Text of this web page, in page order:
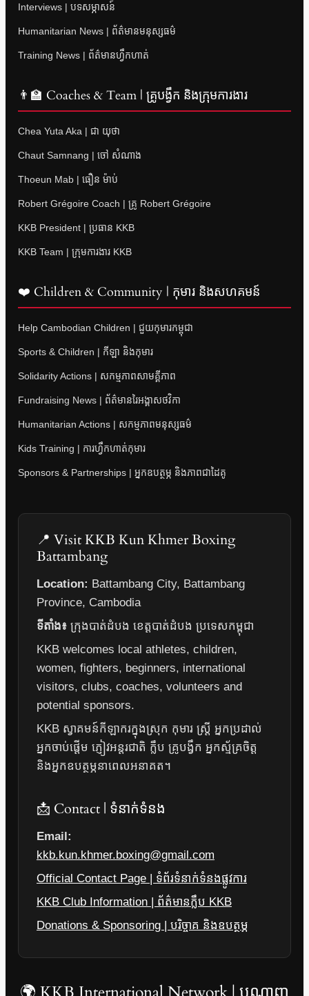
Interviews | បទសម្ភាសន៍
Humanitarian News | ព័ត៌មានមនុស្សធម៌
Training News | ព័ត៌មានហ្វឹកហាត់
👨‍🏫 Coaches & Team | គ្រូបង្វឹក និងក្រុមការងារ
Chea Yuta Aka | ជា យុថា
Chaut Samnang | ចៅ សំណាង
Thoeun Mab | ធឿន ម៉ាប់
Robert Grégoire Coach | គ្រូ Robert Grégoire
KKB President | ប្រធាន KKB
KKB Team | ក្រុមការងារ KKB
❤️ Children & Community | កុមារ និងសហគមន៍
Help Cambodian Children | ជួយកុមារកម្ពុជា
Sports & Children | កីឡា និងកុមារ
Solidarity Actions | សកម្មភាពសាមគ្គីភាព
Fundraising News | ព័ត៌មានរៃអង្គាសថវិកា
Humanitarian Actions | សកម្មភាពមនុស្សធម៌
Kids Training | ការហ្វឹកហាត់កុមារ
Sponsors & Partnerships | អ្នកឧបត្ថម្ភ និងភាពជាដៃគូ
📍 Visit KKB Kun Khmer Boxing
Battambang
Location: Battambang City, Battambang
Province, Cambodia
ទីតាំង៖ ក្រុងបាត់ដំបង ខេត្តបាត់ដំបង ប្រទេសកម្ពុជា
KKB welcomes local athletes, children,
women, fighters, beginners, international
visitors, clubs, coaches, volunteers and
potential sponsors.
KKB ស្វាគមន៍កីឡាករក្នុងស្រុក កុមារ ស្ត្រី អ្នកប្រដាល់
អ្នកចាប់ផ្តើម ភ្ញៀវអន្តរជាតិ ក្លឹប គ្រូបង្វឹក អ្នកស្ម័គ្រចិត្ត
និងអ្នកឧបត្ថម្ភនាពេលអនាគត។
📩 Contact | ទំនាក់ទំនង
Email:
kkb.kun.khmer.boxing@gmail.com
Official Contact Page | ទំព័រទំនាក់ទំនងផ្លូវការ
KKB Club Information | ព័ត៌មានក្លឹប KKB
Donations & Sponsoring | បរិច្ចាគ និងឧបត្ថម្ភ